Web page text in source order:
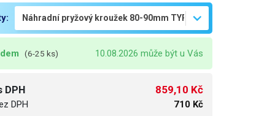
(6-25 ks) 10.08.2026 může být u Vás
DPH
DPH
859,10 Kč
710 Kč